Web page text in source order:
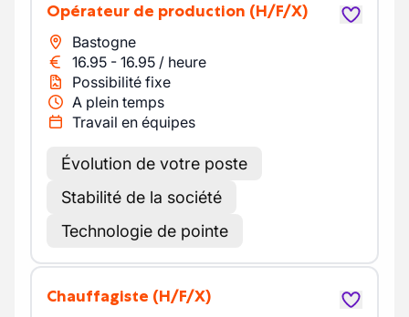
Opérateur de production (H/F/X)
Bastogne
16.95 - 16.95 / heure
Possibilité fixe
A plein temps
Travail en équipes
Évolution de votre poste
Stabilité de la société
Technologie de pointe
Chauffagiste (H/F/X)